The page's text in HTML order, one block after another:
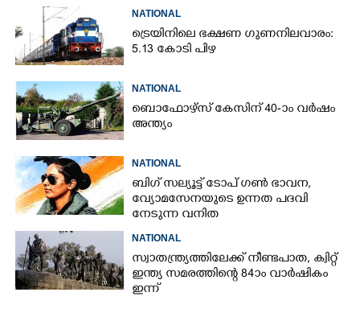
NATIONAL
ട്രെയിനിലെ ഭക്ഷണ ഗുണനിലവാരം:
5.13 കോടി പിഴ
NATIONAL
ബൊഫോഴ്സ് കേസിന് 40-ാം വ‌ർഷം
അന്ത്യം
NATIONAL
ബിഗ് സല്യൂട്ട് ടോപ് ഗൺ ഭാവന,​
വ്യോമസേനയുടെ ഉന്നത പദവി
നേടുന്ന വനിത
NATIONAL
സ്വാതന്ത്ര്യത്തിലേക്ക് നീണ്ടപാത, ക്വിറ്റ്
ഇന്ത്യ സമരത്തിന്റെ 84ാം വാർഷികം
ഇന്ന്